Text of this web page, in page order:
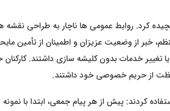
و پیچیده کرد. روابط عمومی ها ناچار به طراحی
خبر از وضعیت عزیزان و اطمینان از تأمین
تغییر خدمات بدون کلیشه سازی داشتند.
از حریم خصوصی خود داشتند.
کردند: پیش از هر پیام جمعی، ابتدا با نمونه